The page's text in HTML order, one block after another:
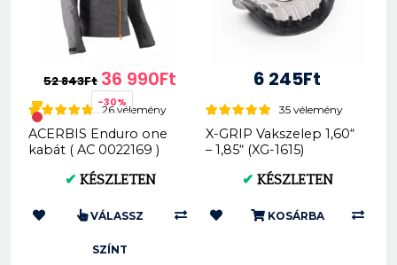
52 843Ft 36 990Ft
-30%
26 vélemény
ACERBIS Enduro one
kabát ( AC 0022169 )
✔ KÉSZLETEN
VÁLASSZ
SZÍNT
6 245Ft
35 vélemény
X-GRIP Vakszelep 1,60“
– 1,85“ (XG-1615)
✔ KÉSZLETEN
KOSÁRBA